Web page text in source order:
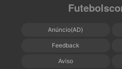
Anúncio(AD)
Feedback
Aviso